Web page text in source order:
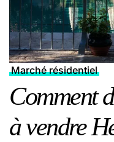
Marché résidentiel
Comment
à vendre